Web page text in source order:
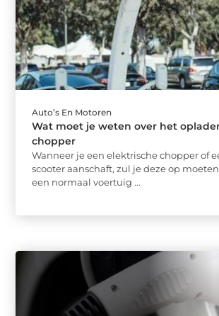
Auto’s En Motoren
Wat moet je weten over het
chopper
Wanneer je een elektrische chopper of
scooter aanschaft, zul je deze op
een normaal voertuig ...